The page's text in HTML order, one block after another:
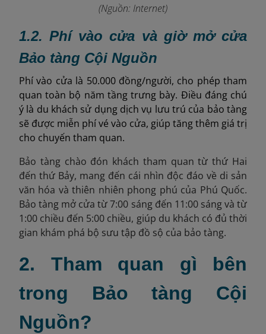
(Nguồn: Internet)
1.2. Phí vào cửa và giờ mở cửa
Bảo tàng Cội Nguồn
Phí vào cửa là 50.000 đồng/người, cho phép tham
quan toàn bộ năm tầng trưng bày. Điều đáng chú
ý là du khách sử dụng dịch vụ lưu trú của bảo tàng
sẽ được miễn phí vé vào cửa, giúp tăng thêm giá trị
cho chuyến tham quan.
Bảo tàng chào đón khách tham quantừ thứ Hai
đến thứ Bảy, mang đến cái nhìn độc đáo về di sản
văn hóa và thiên nhiên phong phú của Phú Quốc.
Bảo tàng mở cửa từ 7:00 sáng đến 11:00 sáng và từ
1:00 chiều đến 5:00 chiều, giúp du khách có đủ thời
gian khám phá bộ sưu tập đồ sộ của bảo tàng.
2. Tham quan gì bên
trong Bảo tàng Cội
Nguồn?